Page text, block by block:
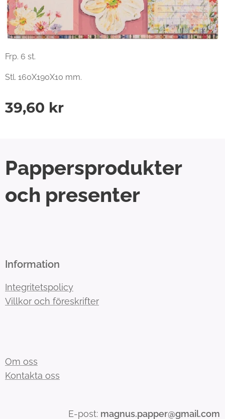
Frp. 6 st.
Stl. 160X190X10 mm.
39,60 kr
Pappersprodukter
och presenter
Information
Integritetspolicy
Villkor och föreskrifter
Om oss
Kontakta oss
E-post: magnus.papper@gmail.com